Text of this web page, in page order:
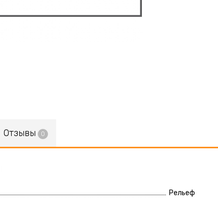
Отзывы 0
Рельеф